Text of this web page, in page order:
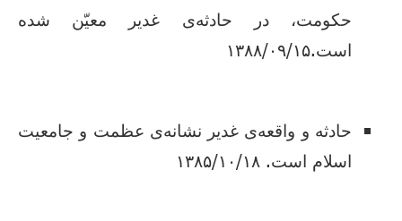
حکومت، در حادثه‌ی غدیر معیّن شده
است.۱۳۸۸/۰۹/۱۵
حادثه و واقعه‌ی غدیر نشانه‌ی عظمت و جامعیت
اسلام است. ۱۳۸۵/۱۰/۱۸